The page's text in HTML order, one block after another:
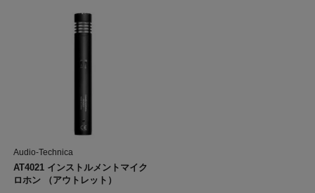
Audio-Technica
AT4021 インストルメントマイク
ロホン （アウトレット）